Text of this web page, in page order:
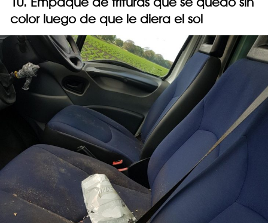
color luego de que le diera el sol